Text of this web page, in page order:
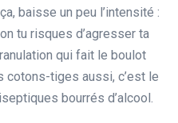
baisse un peu l’intensité :
tu risques d’agresser ta
qui fait le boulot
cotons-tiges aussi, c’est le
bourrés d’alcool.